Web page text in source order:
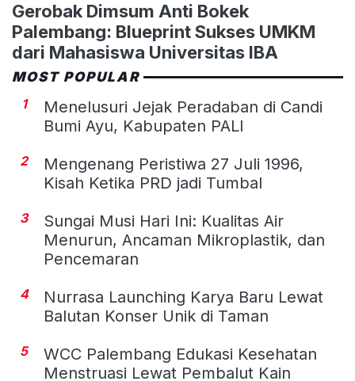
Gerobak Dimsum Anti Bokek
Palembang: Blueprint Sukses UMKM
dari Mahasiswa Universitas IBA
MOST POPULAR
1
Menelusuri Jejak Peradaban di Candi
Bumi Ayu, Kabupaten PALI
2
Mengenang Peristiwa 27 Juli 1996,
Kisah Ketika PRD jadi Tumbal
3
Sungai Musi Hari Ini: Kualitas Air
Menurun, Ancaman Mikroplastik, dan
Pencemaran
4
Nurrasa Launching Karya Baru Lewat
Balutan Konser Unik di Taman
5
WCC Palembang Edukasi Kesehatan
Menstruasi Lewat Pembalut Kain